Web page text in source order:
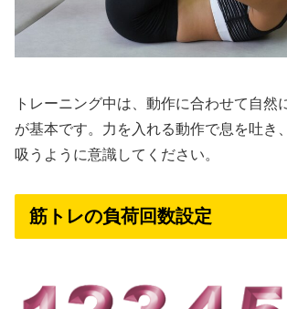
トレーニング中は、動作に合わせて自然
が基本です。力を入れる動作で息を吐き
吸うように意識してください。
筋トレの負荷回数設定